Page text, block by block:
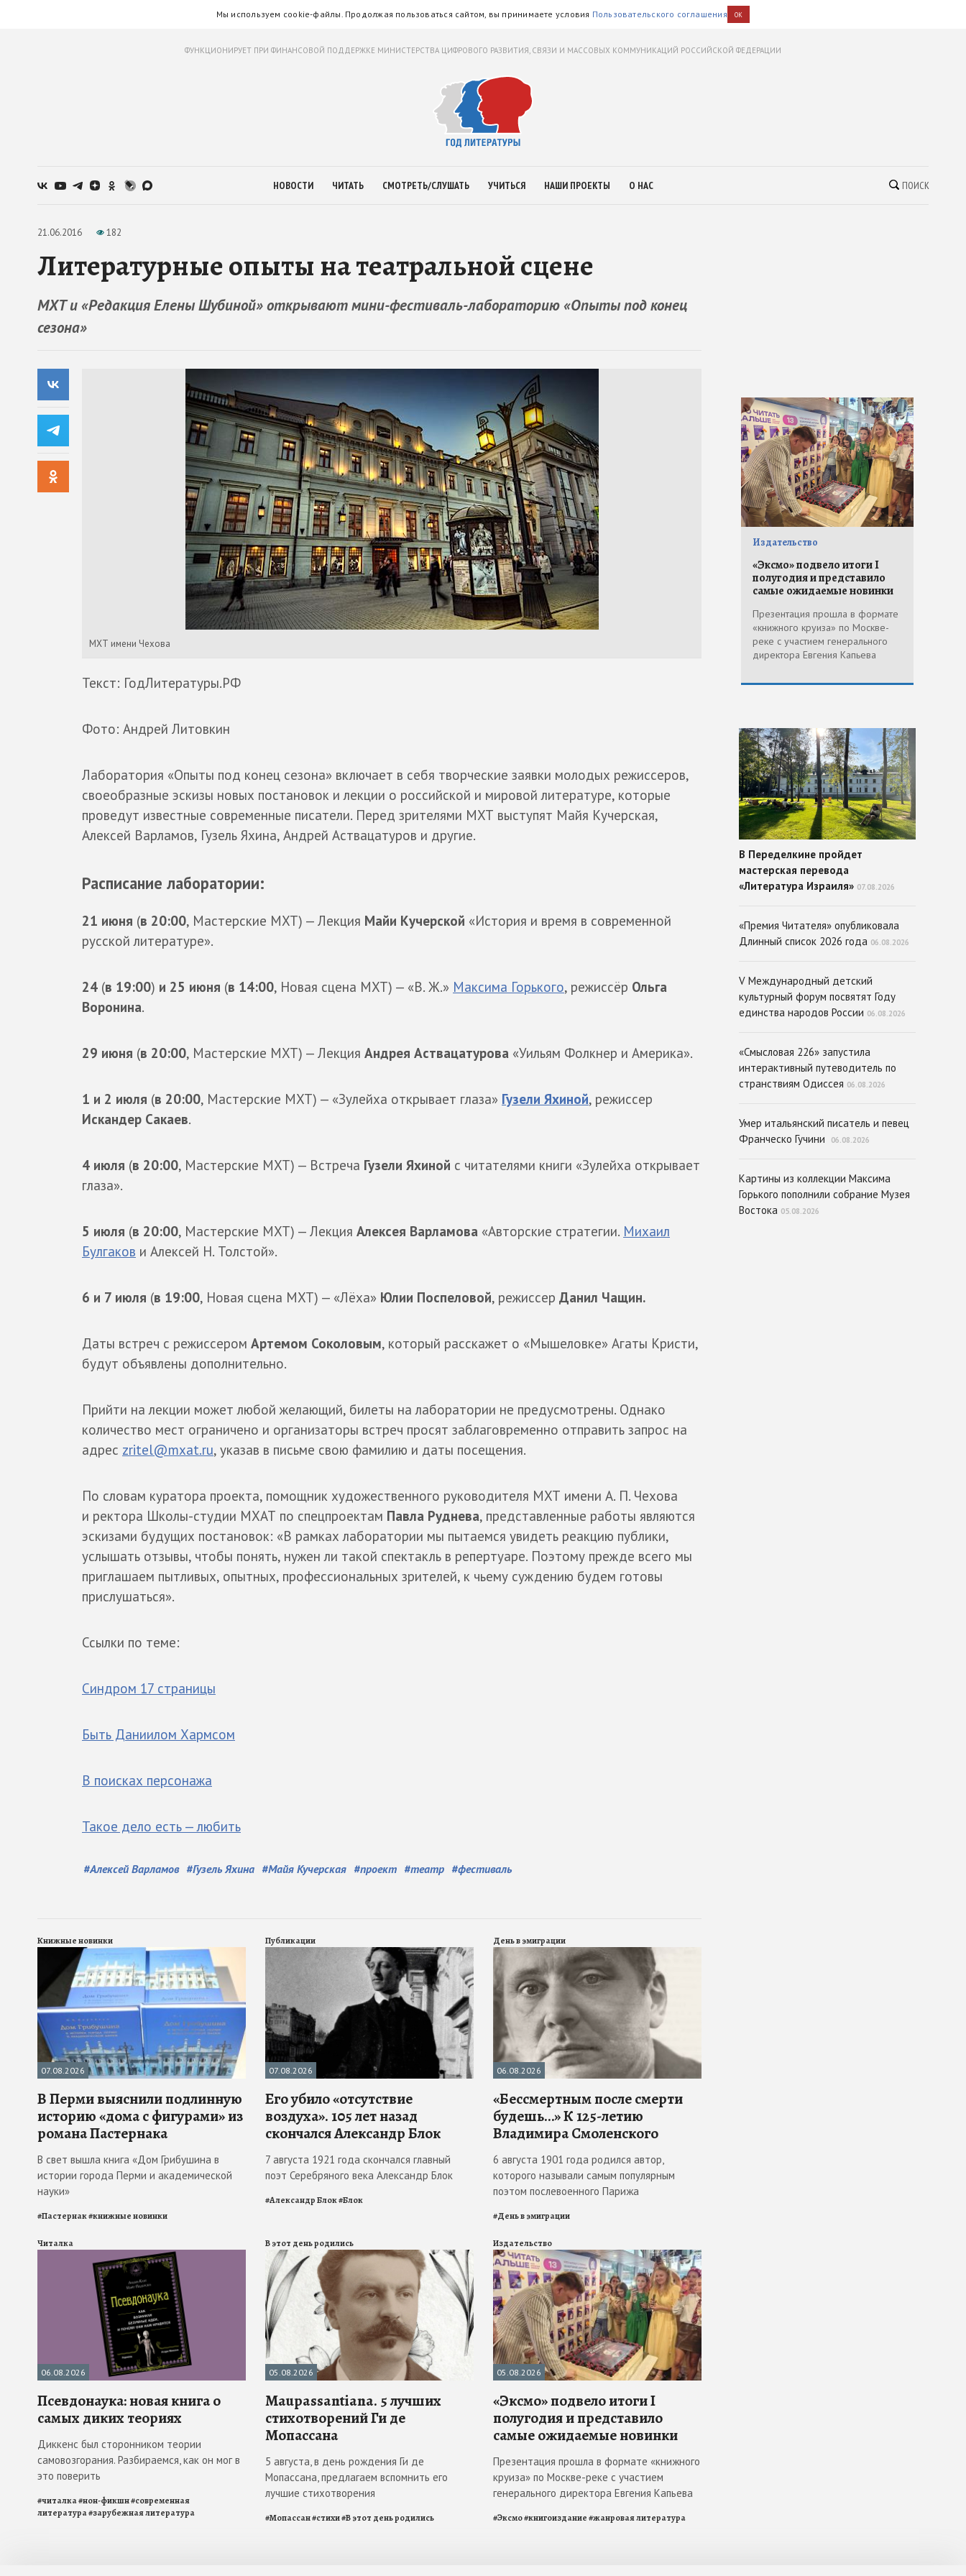
Мы используем cookie-файлы. Продолжая пользоваться сайтом, вы принимаете условия Пользовательского соглашения OK
ФУНКЦИОНИРУЕТ ПРИ ФИНАНСОВОЙ ПОДДЕРЖКЕ МИНИСТЕРСТВА ЦИФРОВОГО РАЗВИТИЯ, СВЯЗИ И МАССОВЫХ КОММУНИКАЦИЙ РОССИЙСКОЙ ФЕДЕРАЦИИ
НОВОСТИ ЧИТАТЬ СМОТРЕТЬ/СЛУШАТЬ УЧИТЬСЯ НАШИ ПРОЕКТЫ О НАС ПОИСК
21.06.2016 182
Литературные опыты на театральной сцене
МХТ и «Редакция Елены Шубиной» открывают мини-фестиваль-лабораторию «Опыты под конец
сезона»
МХТ имени Чехова
Текст: ГодЛитературы.РФ
Фото: Андрей Литовкин
Лаборатория «Опыты под конец сезона» включает в себя творческие заявки молодых режиссеров,
своеобразные эскизы новых постановок и лекции о российской и мировой литературе, которые
проведут известные современные писатели. Перед зрителями МХТ выступят Майя Кучерская,
Алексей Варламов, Гузель Яхина, Андрей Аствацатуров и другие.
Расписание лаборатории:
21 июня (в 20:00, Мастерские МХТ) — Лекция Майи Кучерской «История и время в современной
русской литературе».
24 (в 19:00) и 25 июня (в 14:00, Новая сцена МХТ) — «В. Ж.» Максима Горького, режиссёр Ольга
Воронина.
29 июня (в 20:00, Мастерские МХТ) — Лекция Андрея Аствацатурова «Уильям Фолкнер и Америка».
1 и 2 июля (в 20:00, Мастерские МХТ) — «Зулейха открывает глаза» Гузели Яхиной, режиссер
Искандер Сакаев.
4 июля (в 20:00, Мастерские МХТ) — Встреча Гузели Яхиной с читателями книги «Зулейха открывает
глаза».
5 июля (в 20:00, Мастерские МХТ) — Лекция Алексея Варламова «Авторские стратегии. Михаил
Булгаков и Алексей Н. Толстой».
6 и 7 июля (в 19:00, Новая сцена МХТ) — «Лёха» Юлии Поспеловой, режиссер Данил Чащин.
Даты встреч с режиссером Артемом Соколовым, который расскажет о «Мышеловке» Агаты Кристи,
будут объявлены дополнительно.
Прийти на лекции может любой желающий, билеты на лаборатории не предусмотрены. Однако
количество мест ограничено и организаторы встреч просят заблаговременно отправить запрос на
адрес zritel@mxat.ru, указав в письме свою фамилию и даты посещения.
По словам куратора проекта, помощник художественного руководителя МХТ имени А. П. Чехова
и ректора Школы-студии МХАТ по спецпроектам Павла Руднева, представленные работы являются
эскизами будущих постановок: «В рамках лаборатории мы пытаемся увидеть реакцию публики,
услышать отзывы, чтобы понять, нужен ли такой спектакль в репертуаре. Поэтому прежде всего мы
приглашаем пытливых, опытных, профессиональных зрителей, к чьему суждению будем готовы
прислушаться».
Ссылки по теме:
Синдром 17 страницы
Быть Даниилом Хармсом
В поисках персонажа
Такое дело есть — любить
#Алексей Варламов #Гузель Яхина #Майя Кучерская #проект #театр #фестиваль
Книжные новинки
07.08.2026
В Перми выяснили подлинную
историю «дома с фигурами» из
романа Пастернака
В свет вышла книга «Дом Грибушина в
истории города Перми и академической
науки»
#Пастернак#книжные новинки
Публикации
07.08.2026
Его убило «отсутствие
воздуха». 105 лет назад
скончался Александр Блок
7 августа 1921 года скончался главный
поэт Серебряного века Александр Блок
#Александр Блок#Блок
День в эмиграции
06.08.2026
«Бессмертным после смерти
будешь…» К 125-летию
Владимира Смоленского
6 августа 1901 года родился автор,
которого называли самым популярным
поэтом послевоенного Парижа
#День в эмиграции
Читалка
06.08.2026
Псевдонаука: новая книга о
самых диких теориях
Диккенс был сторонником теории
самовозгорания. Разбираемся, как он мог в
это поверить
#читалка#нон-фикшн#современная
литература#зарубежная литература
В этот день родились
05.08.2026
Maupassantiana. 5 лучших
стихотворений Ги де
Мопассана
5 августа, в день рождения Ги де
Мопассана, предлагаем вспомнить его
лучшие стихотворения
#Мопассан#стихи#В этот день родились
Издательство
05.08.2026
«Эксмо» подвело итоги I
полугодия и представило
самые ожидаемые новинки
Презентация прошла в формате «книжного
круиза» по Москве-реке с участием
генерального директора Евгения Капьева
#Эксмо#книгоиздание#жанровая литература
Издательство
«Эксмо» подвело итоги I
полугодия и представило
самые ожидаемые новинки
Презентация прошла в формате
«книжного круиза» по Москве-
реке с участием генерального
директора Евгения Капьева
В Переделкине пройдет
мастерская перевода
«Литература Израиля» 07.08.2026
«Премия Читателя» опубликовала
Длинный список 2026 года 06.08.2026
V Международный детский
культурный форум посвятят Году
единства народов России 06.08.2026
«Смысловая 226» запустила
интерактивный путеводитель по
странствиям Одиссея 06.08.2026
Умер итальянский писатель и певец
Франческо Гучини
06.08.2026
Картины из коллекции Максима
Горького пополнили собрание Музея
Востока 05.08.2026